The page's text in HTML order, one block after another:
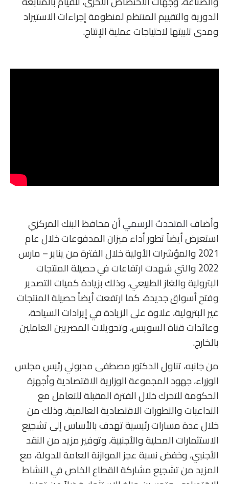
الدورية والتقييم المنتظم لمنظومة إجراءات الاستيراد
ومدى تلبيتها لاحتياجات عملية الإنتاج.
وأضافالمتحدث الرسميأن محافظ البنك المركزي
استعرض أيضاً تطور أداء ميزان المدفوعات خلال عام
2021 والمؤشرات الأولية خلال الفترة من يناير – مارس
2022 والتي شهدت ارتفاعات في حصيلة المنتجات
البترولية والغاز الطبيعي، وذلك بزيادة كميات التصدير
وفتح أسواق جديدة، كما ارتفعت أيضاً حصيلة المنتجات
غير البترولية، علاوة على الزيادة في إيرادات السياحة،
وعائدات قناة السويس، وتحويلات المصريين العاملين
بالخارج.
من جانبه، تناول الدكتور مصطفى مدبولي رئيس مجلس
الوزراء، جهود المجموعة الوزارية الاقتصادية وأجهزة
الحكومة للتحرك خلال الفترة المقبلة للتعامل مع
التداعيات والتطورات الاقتصادية العالمية، وذلك من
خلال عدة مسارات رئيسية تهدف بالأساس إلى تشجيع
الاستثمارات المحلية والأجنبية، وتوفير مزيد من النقد
الأجنبي، وخفض نسبة عجز الموازنة العامة للدولة، مع
المزيد من تشجيع مشاركة القطاع الخاص في النشاط